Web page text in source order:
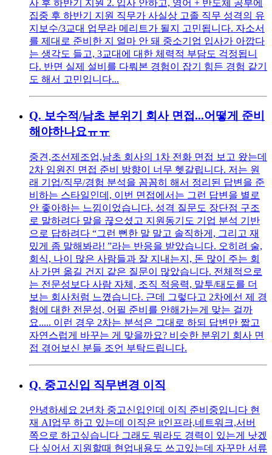
사 후 하반기 지원 2. 입사 안하고, 영어 + 반도체 공부에
집중 후 하반기 지원 직무가 사실상 고졸 직무 성격의 유
지보수/3교대 업무라 메리트가 될지 고민됩니다. 자소서
를 제대로 준비한 지 얼마 안 돼 중소기업 입사가 아깝다
는 생각도 들고, 3교대에 대한 체력적 부담도 걱정됩니
다. 반면 실제 설비를 다뤄본 경험이 잡기 힘든 경험 같기
도 해서 고민입니다...
Q. 보수적/남초 분위기 회사 면접...어떻게 준비
해야하나요ㅠㅠ
중견,조선제조업,남초 회사의 1차 전화 면접 보고 왔는데
2차 임원진 면접 준비 방향이 너무 헷갈립니다. 저는 원
래 기업/직무/경험 분석을 꼼꼼히 해서 정리된 답변을 준
비하는 스타일인데, 이번 면접에서는 그런 답변을 별로
안 좋아하는 느낌이었습니다. 성격 질문도 장단점 구조
로 말하려다 말을 끊으셨고 지원동기도 기업 분석 기반
으로 답하려다 “그런 뻔한 말 말고 솔직하게, 그리고 재
밌게 좀 말해봐라! ”라는 반응을 받았습니다. 오히려 술,
회식, 나이 많은 사람들과 잘 지내는지, 돈 많이 주는 회
사 가면 옮길 건지 같은 질문이 많았습니다. 전체적으로
는 전문성보다 사람 자체, 조직 적응력, 말투/태도를 더
보는 회사처럼 느꼈습니다. 근데 그렇다고 2차에선 제 경
험에 대한 전문성, 어필 준비를 안해가는게 맞는 걸까
요..... 이런 경우 2차는 분석은 그대로 하되 답변만 짧고
자연스럽게 바꾸는 게 맞을까요? 비슷한 분위기 회사 면
접 겪어보신 분들 조언 부탁드립니다.
Q. 중고신입 직무변경 이직
안녕하세요 2년차 중고신입인데 이직 준비중입니다 현
재 AI업무 하고 있는데 이직은 it인프라,네트워크,서버
쪽으로 하고싶습니다 그래도 뭐라도 경력이 있는게 낫겠
다 싶어서 지원할때 현업내용도 쓰고있는데 자꾸만 서류